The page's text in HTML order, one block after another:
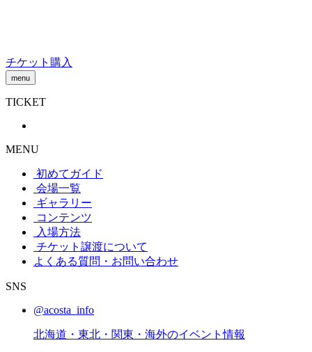
チケット購入
menu
TICKET
MENU
初めてガイド
会場一覧
ギャラリー
コンテンツ
入場方法
チケット譲渡について
よくある質問・お問い合わせ
SNS
@acosta_info
北海道・東北・関東・海外のイベント情報